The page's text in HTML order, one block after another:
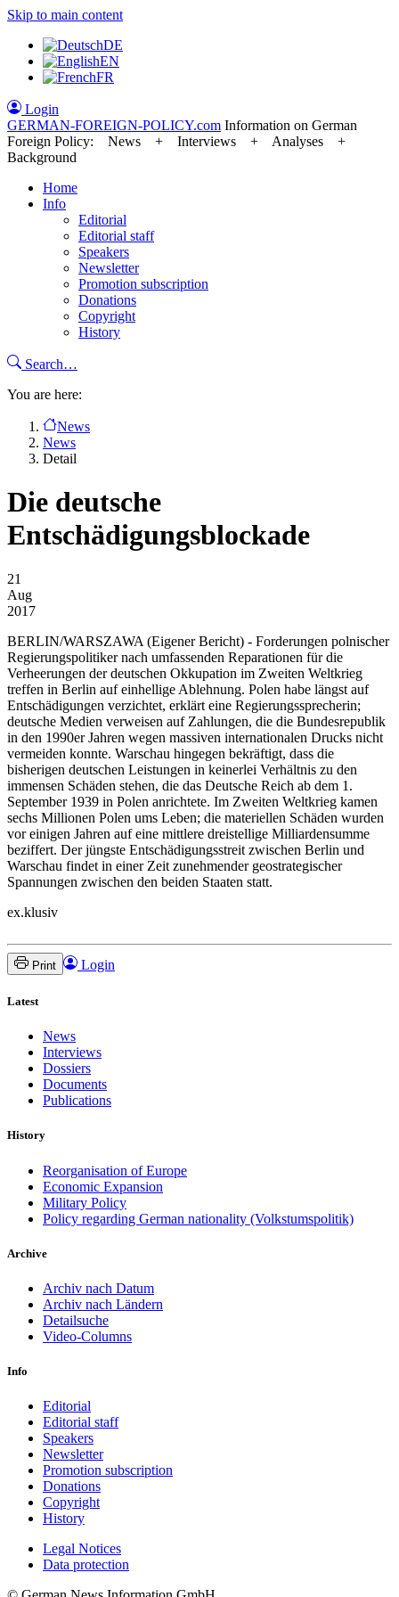
Skip to main content
DE
EN
FR
Login
GERMAN-FOREIGN-POLICY.com Information on German
Foreign Policy: News + Interviews + Analyses +
Background
Home
Info
Editorial
Editorial staff
Speakers
Newsletter
Promotion subscription
Donations
Copyright
History
Search…
You are here:
News
News
Detail
Die deutsche
Entschädigungsblockade
21
Aug
2017
BERLIN/WARSZAWA (Eigener Bericht) - Forderungen polnischer
Regierungspolitiker nach umfassenden Reparationen für die
Verheerungen der deutschen Okkupation im Zweiten Weltkrieg
treffen in Berlin auf einhellige Ablehnung. Polen habe längst auf
Entschädigungen verzichtet, erklärt eine Regierungssprecherin;
deutsche Medien verweisen auf Zahlungen, die die Bundesrepublik
in den 1990er Jahren wegen massiven internationalen Drucks nicht
vermeiden konnte. Warschau hingegen bekräftigt, dass die
bisherigen deutschen Leistungen in keinerlei Verhältnis zu den
immensen Schäden stehen, die das Deutsche Reich ab dem 1.
September 1939 in Polen anrichtete. Im Zweiten Weltkrieg kamen
sechs Millionen Polen ums Leben; die materiellen Schäden wurden
vor einigen Jahren auf eine mittlere dreistellige Milliardensumme
beziffert. Der jüngste Entschädigungsstreit zwischen Berlin und
Warschau findet in einer Zeit zunehmender geostrategischer
Spannungen zwischen den beiden Staaten statt.
ex.klusiv
Print Login
Latest
News
Interviews
Dossiers
Documents
Publications
History
Reorganisation of Europe
Economic Expansion
Military Policy
Policy regarding German nationality (Volkstumspolitik)
Archive
Archiv nach Datum
Archiv nach Ländern
Detailsuche
Video-Columns
Info
Editorial
Editorial staff
Speakers
Newsletter
Promotion subscription
Donations
Copyright
History
Legal Notices
Data protec­tion